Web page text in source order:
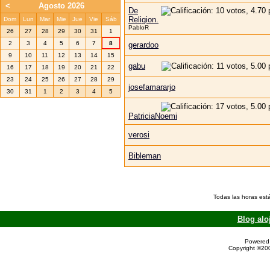
De
Religion.
PabloR
gerardoo
gabu
josefamararjo
PatriciaNoemi
verosi
Bibleman
<
Agosto 2026
Dom Lun Mar Mie Jue Vie
Sáb
26
27 28 29 30 31
1
2
3 4 5 6 7
8
9
10 11 12 13 14
15
16
17 18 19 20 21
22
23
24 25 26 27 28
29
30
31 1 2 3 4 5
Todas las horas
Blog
Copyright